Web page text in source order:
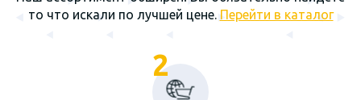
то что искали по лучшей цене. Перейти в каталог
2